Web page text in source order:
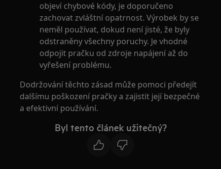
objeví chybové kódy, je doporučeno
zachovat zvláštní opatrnost. Výrobek by se
neměl používat, dokud není jisté, že byly
odstraněny všechny poruchy. Je vhodné
odpojit pračku od zdroje napájení až do
vyřešení problému.
Dodržování těchto zásad může pomoci předejít
dalšímu poškození pračky a zajistit její bezpečné
a efektivní používání.
Byl tento článek užitečný?